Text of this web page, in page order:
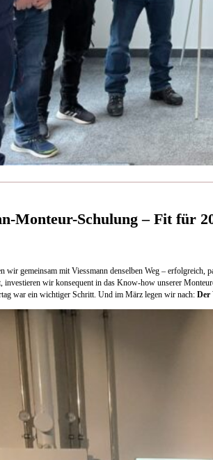
Monteur-Schulung – Fit für
wir gemeinsam mit Viessmann denselben Weg – erfolgreich,
investieren wir konsequent in das Know-how unserer
war ein wichtiger Schritt. Und im März legen wir nach:Der